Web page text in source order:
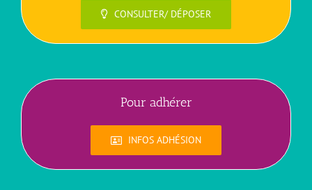
CONSULTER/ DÉPOSER
Pour adhérer
INFOS ADHÉSION